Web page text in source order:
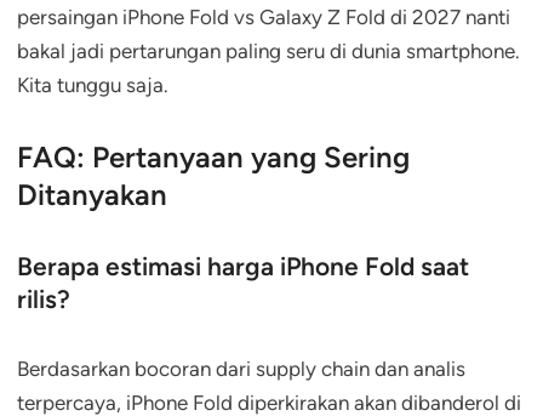
persaingan iPhone Fold vs Galaxy Z Fold di 2027 nanti
bakal jadi pertarungan paling seru di dunia smartphone.
Kita tunggu saja.
FAQ: Pertanyaan yang Sering
Ditanyakan
Berapa estimasi harga iPhone Fold saat
rilis?
Berdasarkan bocoran dari supply chain dan analis
terpercaya, iPhone Fold diperkirakan akan dibanderol di